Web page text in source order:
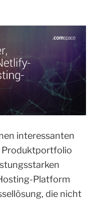
interessanten
Produktportfolio
Platform
die nicht